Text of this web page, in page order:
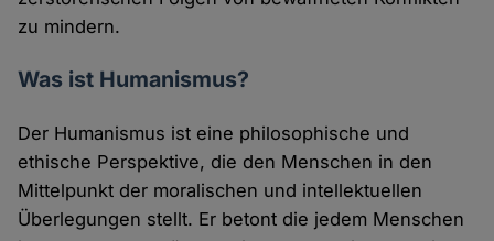
zu mindern.
Was ist Humanismus?
Der Humanismus ist eine philosophische und
ethische Perspektive, die den Menschen in den
Mittelpunkt der moralischen und intellektuellen
Überlegungen stellt. Er betont die jedem Menschen